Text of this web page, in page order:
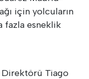
için yolcuların
fazla esneklik
Direktörü Tiago